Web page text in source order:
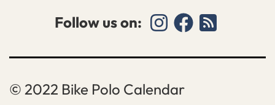
Follow us on:
Bike Polo Calendar